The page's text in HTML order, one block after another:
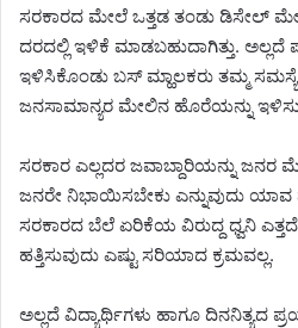
ಸರಕಾರದ ಮೇಲೆ ಒತ್ತಡ ತಂಡು ಡಿಸೇಲ್
ದರದಲ್ಲಿ ಇಳಿಕೆ ಮಾಡಬಹುದಾಗಿತ್ತು.
ಇಳಿಸಿಕೊಂಡು ಬಸ್ ಮ್ಹಾಲಕರು ತಮ್ಮ
ಜನಸಾಮಾನ್ಯರ ಮೇಲಿನ ಹೊರೆಯನ್ನು
ಸರಕಾರ ಎಲ್ಲದರ ಜವಾಬ್ದಾರಿಯನ್ನು
ಜನರೇ ನಿಭಾಯಿಸಬೇಕು ಎನ್ನುವುದು
ಸರಕಾರದ ಬೆಲೆ ಏರಿಕೆಯ ವಿರುದ್ದ ಧ್ವನಿ
ಹತ್ತಿಸುವುದು ಎಷ್ಟು ಸರಿಯಾದ ಕ್ರಮವಲ್ಲ.
ಅಲ್ಲದೆ ವಿದ್ಯಾರ್ಥಿಗಳು ಹಾಗೂ ದಿನನಿತ್ಯದ